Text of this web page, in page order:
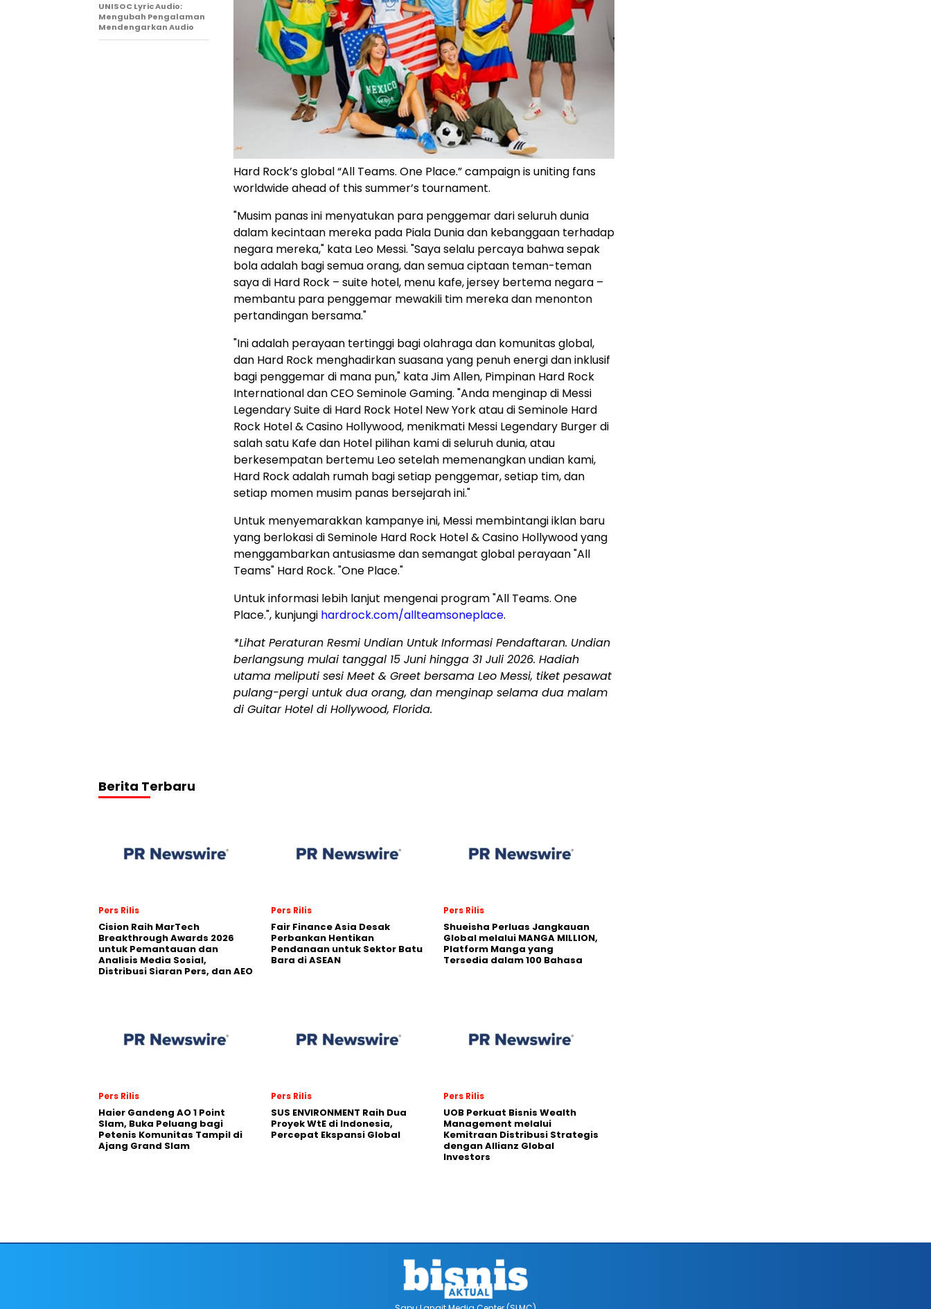
Hard Rock’s global “All Teams. One Place.” campaign is uniting fans
worldwide ahead of this summer’s tournament.
"Musim panas ini menyatukan para penggemar dari seluruh dunia
dalam kecintaan mereka pada Piala Dunia dan kebanggaan terhadap
negara mereka," kata Leo Messi. "Saya selalu percaya bahwa sepak
bola adalah bagi semua orang, dan semua ciptaan teman-teman
saya di Hard Rock – suite hotel, menu kafe, jersey bertema negara –
membantu para penggemar mewakili tim mereka dan menonton
pertandingan bersama."
"Ini adalah perayaan tertinggi bagi olahraga dan komunitas global,
dan Hard Rock menghadirkan suasana yang penuh energi dan inklusif
bagi penggemar di mana pun," kata Jim Allen, Pimpinan Hard Rock
International dan CEO Seminole Gaming. "Anda menginap di Messi
Legendary Suite di Hard Rock Hotel New York atau di Seminole Hard
Rock Hotel & Casino Hollywood, menikmati Messi Legendary Burger di
salah satu Kafe dan Hotel pilihan kami di seluruh dunia, atau
berkesempatan bertemu Leo setelah memenangkan undian kami,
Hard Rock adalah rumah bagi setiap penggemar, setiap tim, dan
setiap momen musim panas bersejarah ini."
Untuk menyemarakkan kampanye ini, Messi membintangi iklan baru
yang berlokasi di Seminole Hard Rock Hotel & Casino Hollywood yang
menggambarkan antusiasme dan semangat global perayaan "All
Teams" Hard Rock. "One Place."
Untuk informasi lebih lanjut mengenai program "All Teams. One
Place.", kunjungi hardrock.com/allteamsoneplace.
*Lihat Peraturan Resmi Undian Untuk Informasi Pendaftaran. Undian
berlangsung mulai tanggal 15 Juni hingga 31 Juli 2026. Hadiah
utama meliputi sesi Meet & Greet bersama Leo Messi, tiket pesawat
pulang-pergi untuk dua orang, dan menginap selama dua malam
di Guitar Hotel di Hollywood, Florida.
UNISOC Lyric Audio:
Mengubah Pengalaman
Mendengarkan Audio
Berita Terbaru
Pers Rilis
Cision Raih MarTech
Breakthrough Awards 2026
untuk Pemantauan dan
Analisis Media Sosial,
Distribusi Siaran Pers, dan AEO
Pers Rilis
Fair Finance Asia Desak
Perbankan Hentikan
Pendanaan untuk Sektor Batu
Bara di ASEAN
Pers Rilis
Shueisha Perluas Jangkauan
Global melalui MANGA MILLION,
Platform Manga yang
Tersedia dalam 100 Bahasa
Pers Rilis
Haier Gandeng AO 1 Point
Slam, Buka Peluang bagi
Petenis Komunitas Tampil di
Ajang Grand Slam
Pers Rilis
SUS ENVIRONMENT Raih Dua
Proyek WtE di Indonesia,
Percepat Ekspansi Global
Pers Rilis
UOB Perkuat Bisnis Wealth
Management melalui
Kemitraan Distribusi Strategis
dengan Allianz Global
Investors